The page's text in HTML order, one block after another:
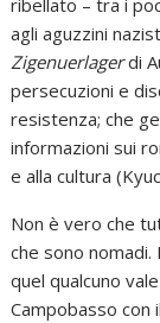
ribellato – tra i
agli aguzzini
Zigenuerlagerdi
persecuzioni e
resistenza; che
informazioni sui
e alla cultura
Non è vero che
che sono
quel qualcuno
Campobasso con